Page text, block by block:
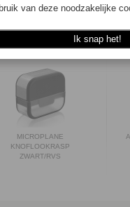
MICROPLANE
KNOFLOOKRASP
ZWART/RVS